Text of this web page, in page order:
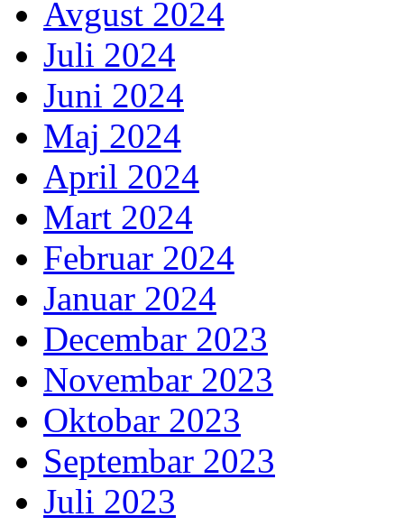
Avgust 2024
Juli 2024
Juni 2024
Maj 2024
April 2024
Mart 2024
Februar 2024
Januar 2024
Decembar 2023
Novembar 2023
Oktobar 2023
Septembar 2023
Juli 2023